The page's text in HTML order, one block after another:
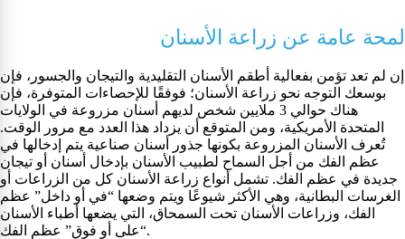
لمحة عامة عن زراعة الأسنان
إن لم تعد تؤمن بفعالية أطقم الأسنان التقليدية والتيجان والجسور، فإن
بوسعك التوجه نحو زراعة الأسنان؛ فوفقًا للإحصاءات المتوفرة، فإن
هناك حوالي 3 ملايين شخص لديهم أسنان مزروعة في الولايات
المتحدة الأمريكية، ومن المتوقع أن يزداد هذا العدد مع مرور الوقت.
تُعرف الأسنان المزروعة بكونها جذور أسنان صناعية يتم إدخالها في
عظم الفك من أجل السماح لطبيب الأسنان بإدخال أسنان أو تيجان
جديدة في عظم الفك. تشمل أنواع زراعة الأسنان كل من الزراعات أو
الغرسات البطانية، وهي الأكثر شيوعًا ويتم وضعها “في أو داخل” عظم
الفك، وزراعات الأسنان تحت السمحاق، التي يضعها أطباء الأسنان
“على أو فوق” عظم الفك.